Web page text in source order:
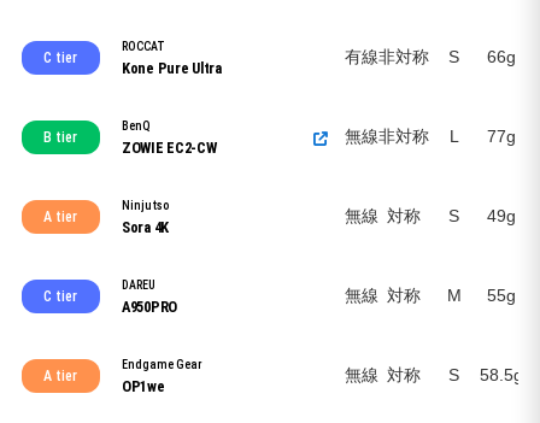
C tier
ROCCAT
Kone Pure Ultra
有線非対称 S 66g
B tier
BenQ
ZOWIE EC2-CW
無線非対称 L 77g
A tier
Ninjutso
Sora 4K
無線 対称 S 49g
C tier
DAREU
A950PRO
無線 対称 M 55g
A tier
Endgame Gear
OP1we
無線 対称 S 58.5g